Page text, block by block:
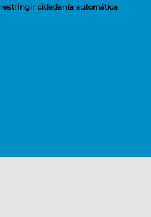
cidadania automática